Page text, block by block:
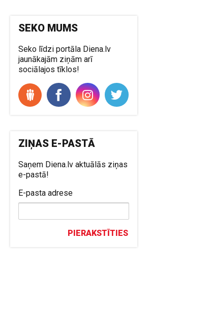
SEKO MUMS
Seko līdzi portāla Diena.lv
jaunākajām ziņām arī
sociālajos tīklos!
ZIŅAS E-PASTĀ
Saņem Diena.lv aktuālās ziņas
e-pastā!
E-pasta adrese
PIERAKSTĪTIES